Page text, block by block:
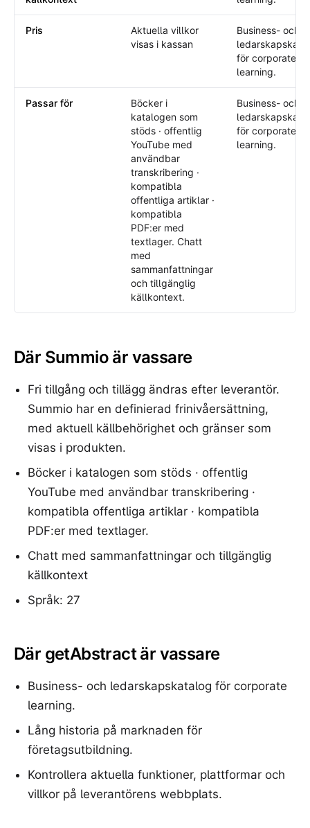
Pris
Aktuella villkor
visas i kassan
Business- och
för corporate
learning.
Passar för
Böcker i
katalogen som
stöds · offentlig
YouTube med
användbar
transkribering ·
kompatibla
offentliga artiklar ·
kompatibla
PDF:er med
textlager. Chatt
med
sammanfattningar
och tillgänglig
källkontext.
Business- och
för corporate
learning.
Där Summio är vassare
Fri tillgång och tillägg ändras efter leverantör.
Summio har en definierad frinivåersättning,
med aktuell källbehörighet och gränser som
visas i produkten.
Böcker i katalogen som stöds · offentlig
YouTube med användbar transkribering ·
kompatibla offentliga artiklar · kompatibla
PDF:er med textlager.
Chatt med sammanfattningar och tillgänglig
källkontext
Språk: 27
Där getAbstract är vassare
Business- och ledarskapskatalog för corporate
learning.
Lång historia på marknaden för
företagsutbildning.
Kontrollera aktuella funktioner, plattformar och
villkor på leverantörens webbplats.